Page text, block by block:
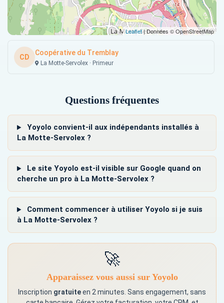
Leaflet| Données © OpenStreetMap
CD
Coopérative du Tremblay
La Motte-Servolex · Primeur
Questions fréquentes
Yoyolo convient-il aux indépendants installés à
La Motte-Servolex ?
Le site Yoyolo est-il visible sur Google quand on
cherche un pro à La Motte-Servolex ?
Comment commencer à utiliser Yoyolo si je suis
à La Motte-Servolex ?
🚀
Apparaissez vous aussi sur Yoyolo
Inscription gratuiteen 2 minutes. Sans engagement, sans